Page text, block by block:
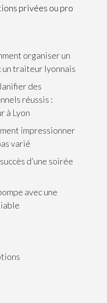
privées ou pro
organiser un
traiteur lyonnais
des
réussis :
à Lyon
impressionner
varié
d’une soirée
avec une